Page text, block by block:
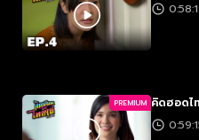
PREMIUM คิดฮอดไ